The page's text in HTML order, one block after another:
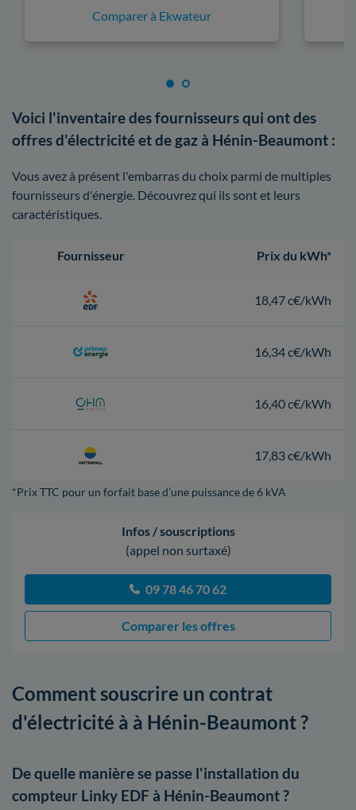
Comparer à Ekwateur
Voici l'inventaire des fournisseurs qui ont des
offres d'électricité et de gaz à Hénin-Beaumont :
Vous avez à présent l'embarras du choix parmi de multiples
fournisseurs d'énergie. Découvrez qui ils sont et leurs
caractéristiques.
Fournisseur Prix du kWh*
18,47 c€/kWh
16,34 c€/kWh
16,40 c€/kWh
17,83 c€/kWh
*Prix TTC pour un forfait base d’une puissance de 6 kVA
Infos / souscriptions
(appel non surtaxé)
09 78 46 70 62
Comparer les offres
Comment souscrire un contrat
d'électricité à à Hénin-Beaumont ?
De quelle manière se passe l'installation du
compteur Linky EDF à Hénin-Beaumont ?